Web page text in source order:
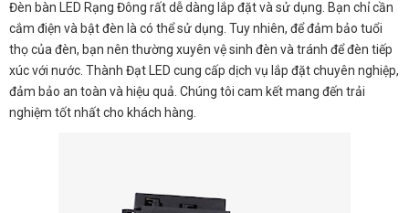
Đèn bàn LED Rạng Đông rất dễ dàng lắp đặt và sử dụng. Bạn chỉ cần
cắm điện và bật đèn là có thể sử dụng. Tuy nhiên, để đảm bảo tuổi
thọ của đèn, bạn nên thường xuyên vệ sinh đèn và tránh để đèn tiếp
xúc với nước. Thành Đạt LED cung cấp dịch vụ lắp đặt chuyên nghiệp,
đảm bảo an toàn và hiệu quả. Chúng tôi cam kết mang đến trải
nghiệm tốt nhất cho khách hàng.